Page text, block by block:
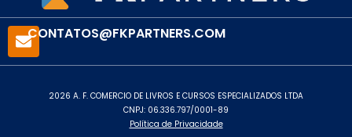
CONTATOS@FKPARTNERS.COM
2026 A. F. COMERCIO DE LIVROS E CURSOS ESPECIALIZADOS LTDA
CNPJ: 06.336.797/0001-89
Política de Privacidade